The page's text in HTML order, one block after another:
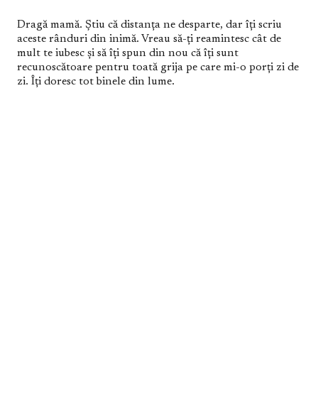
Dragă mamă. Știu că distanța ne desparte, dar îți scriu
aceste rânduri din inimă. Vreau să-ți reamintesc cât de
mult te iubesc și să îți spun din nou că îți sunt
recunoscătoare pentru toată grija pe care mi-o porți zi de
zi. Îți doresc tot binele din lume.